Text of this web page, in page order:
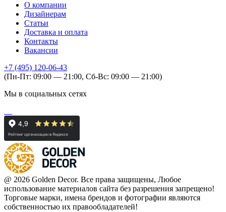
О компании
Дизайнерам
Статьи
Доставка и оплата
Контакты
Вакансии
+7 (495) 120-06-43
(Пн-Пт: 09:00 — 21:00, Сб-Вс: 09:00 — 21:00)
Мы в социальных сетях
@ 2026 Golden Decor. Все права защищены, Любое
использование материалов сайта без разрешения запрещено!
Торговые марки, имена брендов и фотографии являются
собственностью их правообладателей!